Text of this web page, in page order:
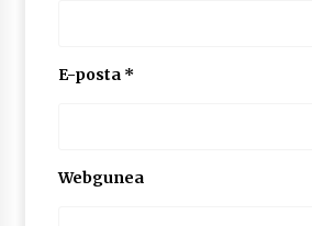
E-posta *
Webgunea